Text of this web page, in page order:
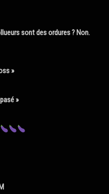
sont des ordures ? Non.
»
»